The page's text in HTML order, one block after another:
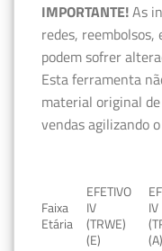
IMPORTANTE!As
redes,
podem sofrer
Esta ferramenta
material original
vendas agilizando
Faixa
Etária
EFETIVO
IV
(TRWE)
(E)
IV
(A)